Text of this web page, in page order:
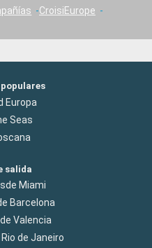
CroisiEurope
Europa
Seas
salida
Miami
Barcelona
Valencia
de Janeiro